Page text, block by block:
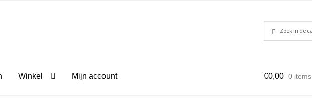
Winkel Mijn account €0,00 0 items